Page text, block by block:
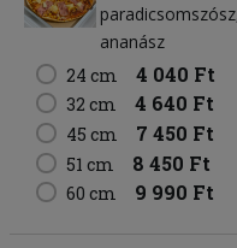
paradicsomszósz
ananász
24 cm
4 040 Ft
32 cm 4 640 Ft
45 cm 7 450 Ft
51 cm 8 450 Ft
60 cm 9 990 Ft